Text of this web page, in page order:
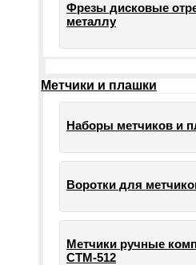
Фрезы дисковые
металлу
Метчики и плашки
Наборы метчиков и
Воротки для
Метчики ручные
СТМ-512